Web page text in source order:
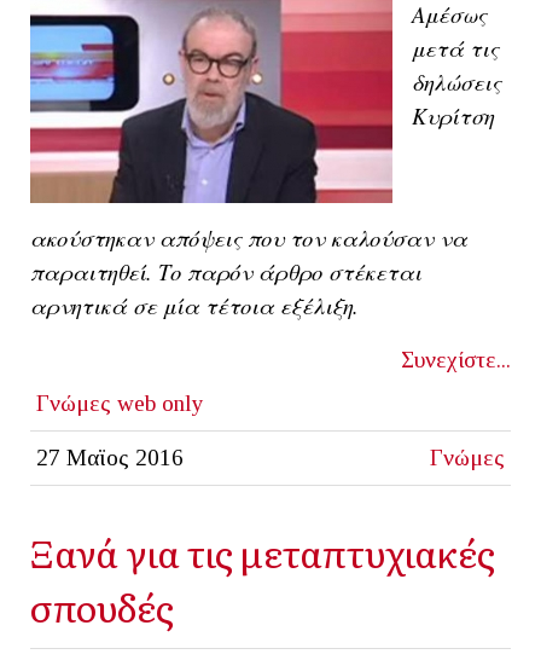
Αμέσως
μετά τις
δηλώσεις
Κυρίτση
ακούστηκαν απόψεις που τον καλούσαν να
παραιτηθεί. Το παρόν άρθρο στέκεται
αρνητικά σε μία τέτοια εξέλιξη.
Συνεχίστε...
Γνώμες web only
27 Μαϊος 2016 Γνώμες
Ξανά για τις μεταπτυχιακές
σπουδές